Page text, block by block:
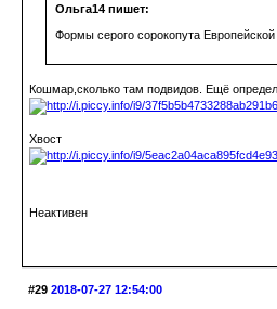
Ольга14 пишет:
Формы серого сорокопута
Кошмар,сколько там подвидов. Ещё
Хвост
Неактивен
#29 2018-07-27 12:54:00